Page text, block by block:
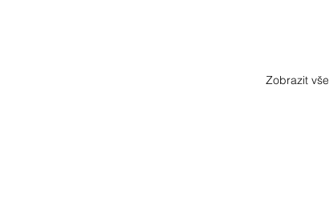
Zobrazit vše